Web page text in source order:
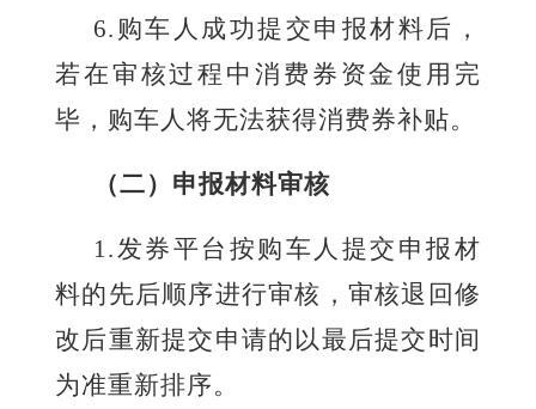
6.购车人成功提交申报材料后，
若在审核过程中消费券资金使用完
毕，购车人将无法获得消费券补贴。
（二）申报材料审核
1.发券平台按购车人提交申报材
料的先后顺序进行审核，审核退回修
改后重新提交申请的以最后提交时间
为准重新排序。